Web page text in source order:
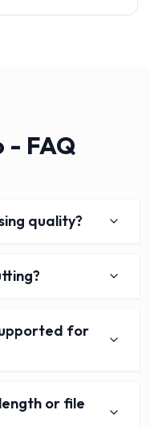
- FAQ
quality?
for
or file